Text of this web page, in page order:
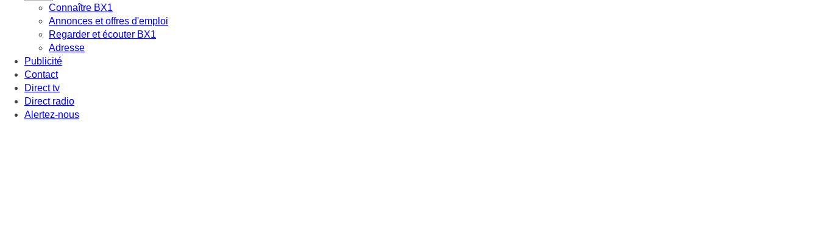
Connaître BX1
Annonces et offres d'emploi
Regarder et écouter BX1
Adresse
Publicité
Contact
Direct tv
Direct radio
Alertez-nous